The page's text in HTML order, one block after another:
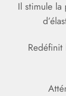
Il stimule la
Redéfinit